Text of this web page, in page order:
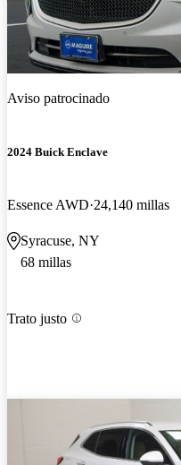
Aviso patrocinado
2024 Buick Enclave
Essence AWD 24,140 millas
Syracuse, NY
68 millas
Trato justo